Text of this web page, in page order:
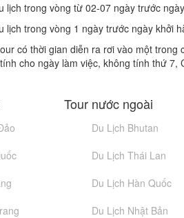
lịch trong vòng từ 02-07 ngày trước
lịch trong vòng 1 ngày trước ngày khởi
có thời gian diễn ra rơi vào một trong
cho ngày làm việc, không tính thứ 7,
Tour nước ngoài
Du Lịch Bhutan
Du Lịch Thái Lan
Du Lịch Hàn Quốc
Du Lịch Nhật Bản